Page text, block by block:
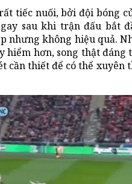
tiếc nuối, bởi đội bóng
sau khi trận đấu bắt
nhưng không hiệu quả.
hiểm hơn, song thật đáng
cần thiết để có thể xuyên